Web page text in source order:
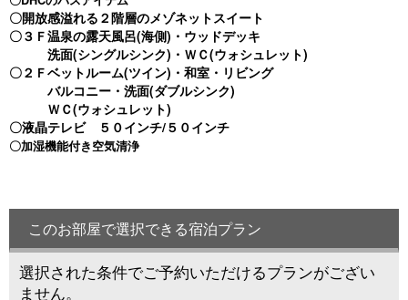
s
〇開放感溢れる２階層のメゾネットスイート
〇３Ｆ温泉の露天風呂(海側)・ウッドデッキ
洗面(シングルシンク)・ＷＣ(ウォシュレット)
〇２Ｆベットルーム(ツイン)・和室・リビング
バルコニー・洗面(ダブルシンク)
ＷＣ(ウォシュレット)
〇液晶テレビ ５０インチ/５０インチ
〇加湿機能付き空気清浄
このお部屋で選択できる宿泊プラン
選択された条件でご予約いただけるプランがござい
ません。